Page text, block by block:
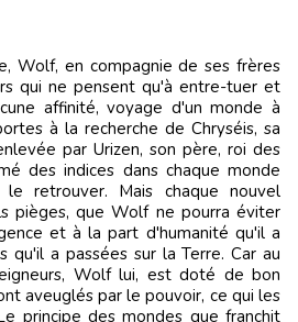
Wolf, en compagnie de ses frères
qui ne pensent qu'à entre-tuer et
affinité, voyage d'un monde à
à la recherche de Chryséis, sa
par Urizen, son père, roi des
des indices dans chaque monde
retrouver. Mais chaque nouvel
pièges, que Wolf ne pourra éviter
et à la part d'humanité qu'il a
qu'il a passées sur la Terre. Car au
Wolf lui, est doté de bon
aveuglés par le pouvoir, ce qui les
principe des mondes que franchit